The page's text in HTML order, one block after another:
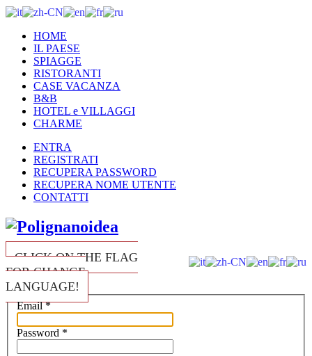
HOME
IL PAESE
SPIAGGE
RISTORANTI
CASE VACANZA
B&B
HOTEL e VILLAGGI
CHARME
ENTRA
REGISTRATI
RECUPERA PASSWORD
RECUPERA NOME UTENTE
CONTATTI
CLICK ON THE FLAG
FOR CHANGE
LANGUAGE!
Email*
Password *